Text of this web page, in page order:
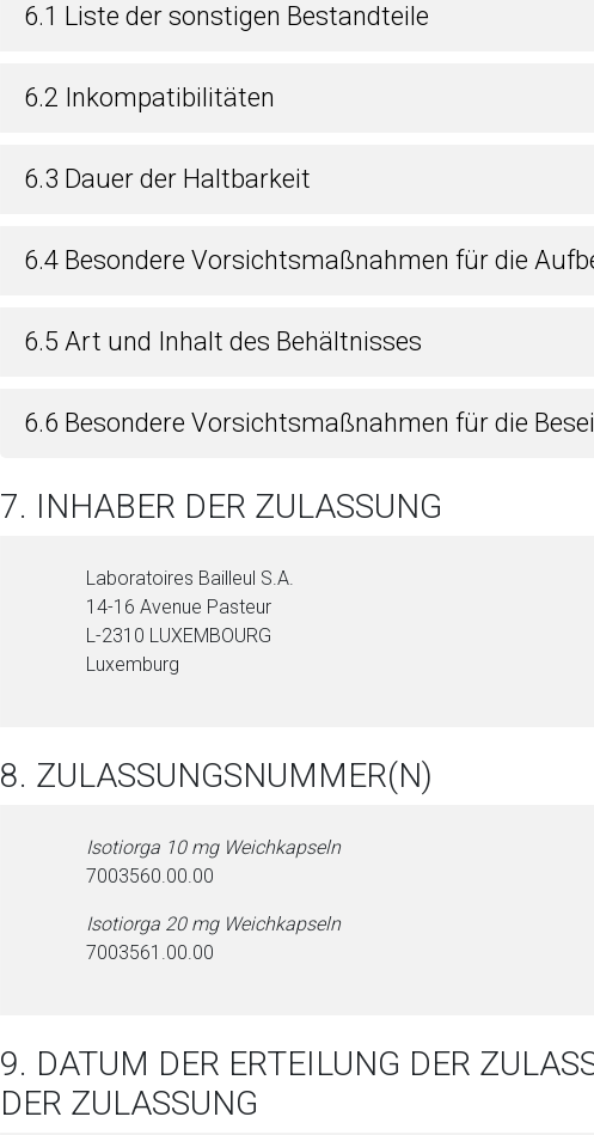
6.1 Liste der sonstigen Bestandteile
6.2 Inkompatibilitäten
6.3 Dauer der Haltbarkeit
6.4 Besondere Vorsichtsmaßnahmen für die
6.5 Art und Inhalt des Behältnisses
6.6 Besondere Vorsichtsmaßnahmen für die
7. INHABER DER ZULASSUNG
Laboratoires Bailleul S.A.
14-16 Avenue Pasteur
L-2310 LUXEMBOURG
Luxemburg
8. ZULASSUNGSNUMMER(N)
Isotiorga 10 mg Weichkapseln
7003560.00.00
Isotiorga 20 mg Weichkapseln
7003561.00.00
9. DATUM DER ERTEILUNG DER
DER ZULASSUNG